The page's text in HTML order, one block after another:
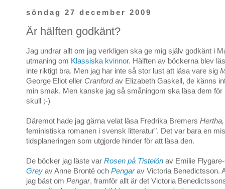
söndag 27 december 2009
Är hälften godkänt?
Jag undrar allt om jag verkligen ska ge mig själv godkänt i
utmaning om Klassiska kvinnor. Hälften av böckerna blev
inte riktigt bra. Men jag har inte så stor lust att läsa vare sig
George Eliot eller Cranfordav Elizabeth Gaskell, de känns
min smak. Men kanske jag så småningom ska läsa dem för
skull ;-)
Däremot hade jag gärna velat läsa Fredrika Bremers Hertha,
feministiska romanen i svensk litteratur". Det var bara en
tidsplaneringen som utgjorde hinder för att läsa den.
De böcker jag läste var Rosen på Tistelön av Emilie
Grey av Anne Brontë och Pengarav Victoria Benedictsson.
jag bäst om Pengar, framför allt är det Victoria